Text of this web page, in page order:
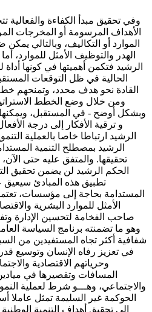
وفي تحقيق مبدأ الكفاءة
الأهداف المرسومة أو المخرجات
الموارد أو التكاليف، وبالتالي
الهدر والتوظيف الأمثل للموارد،
الرشيد فتكمن أهميتها في كونها
الحالية في ظل التوقعات
القادة نحو هدف محدد، وتمنحهم
ومن خلال وضع الخطط
وبشكل أوضح - في المستقبل،
و ترقية الأفكار إلى درجة
الرشيد ارتباطا خاصا بالعملية
الرشيد بمصطلح التنمية
تحقيقها. والمتفق عليه حتى الآن،
الحكم الرشيد لن يضمن تحقيق
تطبيق هذه المبادئ سيعيق
المستدامة بحاجة إلى مؤسسات،
الأمثل للموارد البشرية
صاحب الفخامة لتحسين الإدارة
وهو ما تضمنته برنامج السياسة
شفافية أكثر تجاه المستفيدين من
في تعزيز رفاه الإنسان وتوسيع
وحرياتهم الاقتصادية
المسافات وتقصيرها في
والاجتماعي، وهـــو شرط لعملية
الحوكمة غير السليمة تمثل عاملا
إلى تحقيق أهداف التنمية